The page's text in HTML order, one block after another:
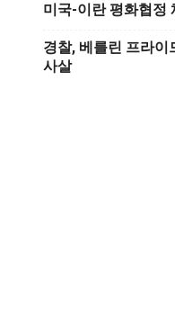
미국-이란 평화협정
경찰, 베를린 프라이
사살